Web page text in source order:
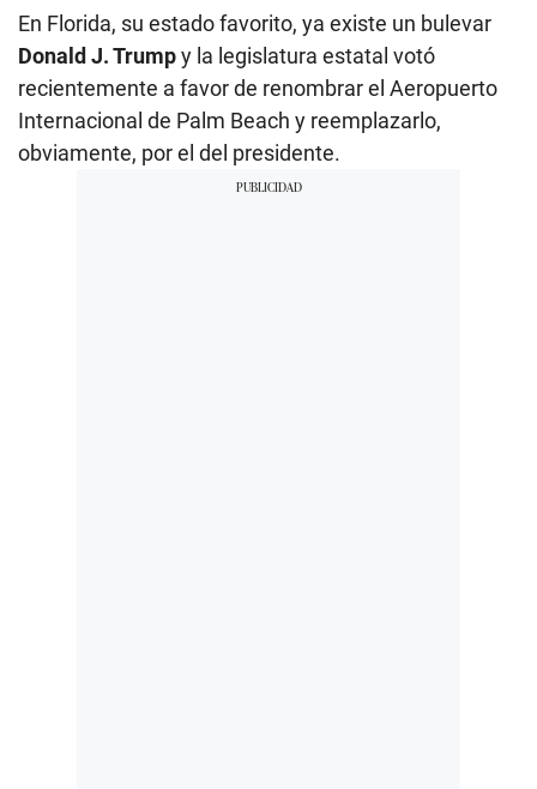
En Florida, su estado favorito, ya existe un bulevar
Donald J. Trumpy la legislatura estatal votó
recientemente a favor de renombrar el Aeropuerto
Internacional de Palm Beach y reemplazarlo,
obviamente, por el del presidente.